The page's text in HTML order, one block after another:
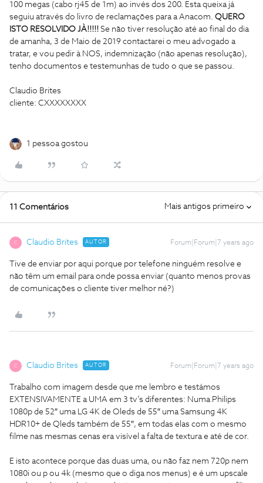
100 megas (cabo rj45 de 1m) ao invés dos 200. Esta queixa já
seguiu através do livro de reclamações para a Anacom. QUERO
ISTO RESOLVIDO JÀ!!!!! Se não tiver resolução até ao final do dia
de amanha, 3 de Maio de 2019 contactarei o meu advogado a
tratar, e vou pedir à NOS, indemnização (não apenas resolução),
tenho documentos e testemunhas de tudo o que se passou.
Claudio Brites
cliente: CXXXXXXXX
1 pessoa gostou
11 Comentários Mais antigos primeiro
C Claudio Brites AUTOR Forum|Forum|7 years ago
Tive de enviar por aqui porque por telefone ninguém resolve e
não têm um email para onde possa enviar (quanto menos provas
de comunicações o cliente tiver melhor né?)
C Claudio Brites AUTOR Forum|Forum|7 years ago
Trabalho com imagem desde que me lembro e testámos
EXTENSIVAMENTE a UMA em 3 tv’s diferentes: Numa Philips
1080p de 52″ uma LG 4K de Oleds de 55″ uma Samsung 4K
HDR10+ de Qleds também de 55″, em todas elas com o mesmo
filme nas mesmas cenas era visível a falta de textura e até de cor.
E isto acontece porque das duas uma, ou não faz nem 720p nem
1080i ou p ou 4k (mesmo que o diga nos menus) e é um upscale